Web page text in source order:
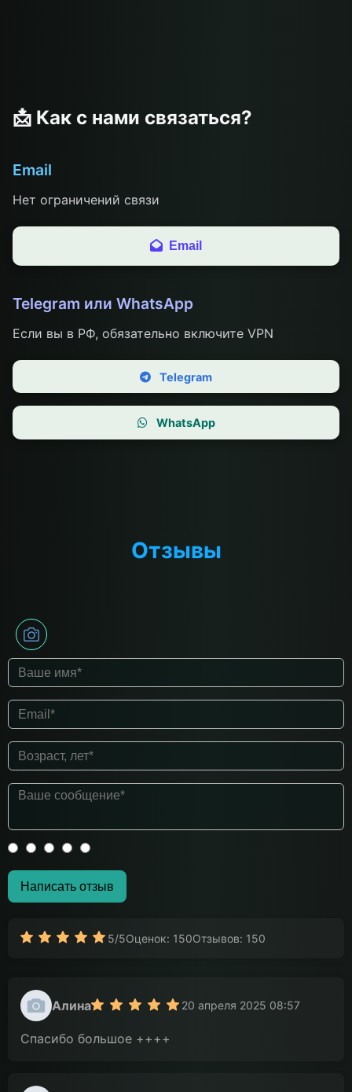
📩 Как с нами связаться?
Email
Нет ограничений связи
Email
Отрпавить
Telegram или WhatsApp
Если вы в РФ, обязательно включите VPN
Telegram
WhatsApp
Отзывы
Написать отзыв
5/5Оценок: 150Отзывов: 150
Алина 20 апреля 2025 08:57
Спасибо большое ++++